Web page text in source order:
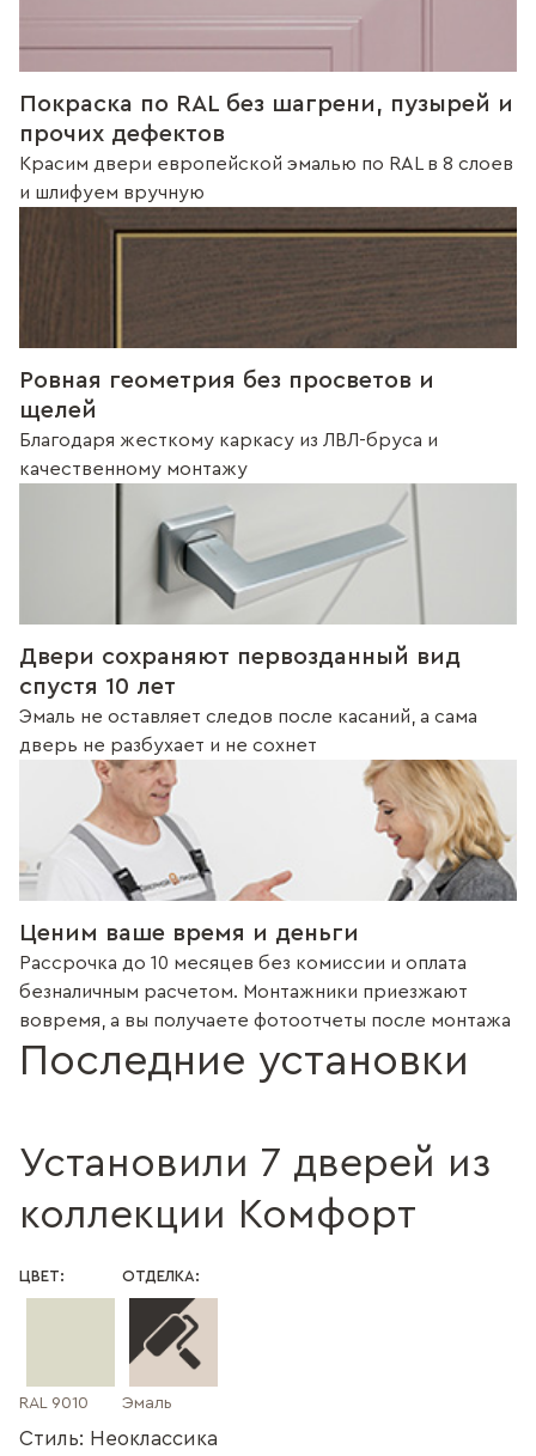
Покраска по RAL без шагрени, пузырей и
прочих дефектов
Красим двери европейской эмалью по RAL в 8 слоев
и шлифуем вручную
Ровная геометрия без просветов и
щелей
Благодаря жесткому каркасу из ЛВЛ-бруса и
качественному монтажу
Двери сохраняют первозданный вид
спустя 10 лет
Эмаль не оставляет следов после касаний, а сама
дверь не разбухает и не сохнет
Ценим ваше время и деньги
Рассрочка до 10 месяцев без комиссии и оплата
безналичным расчетом. Монтажники приезжают
вовремя, а вы получаете фотоотчеты после монтажа
Последние установки
Установили 7 дверей из
коллекции Комфорт
ЦВЕТ:
RAL 9010
ОТДЕЛКА:
Эмаль
Стиль: Неоклассика